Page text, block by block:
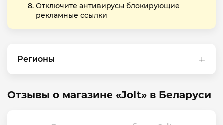
Отключите антивирусы блокирующие
рекламные ссылки
Регионы
Отзывы о магазине «Jolt» в Беларуси